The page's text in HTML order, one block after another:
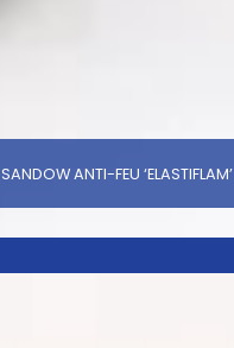
SANDOW ANTI-FEU ‘ELASTIFLAM’